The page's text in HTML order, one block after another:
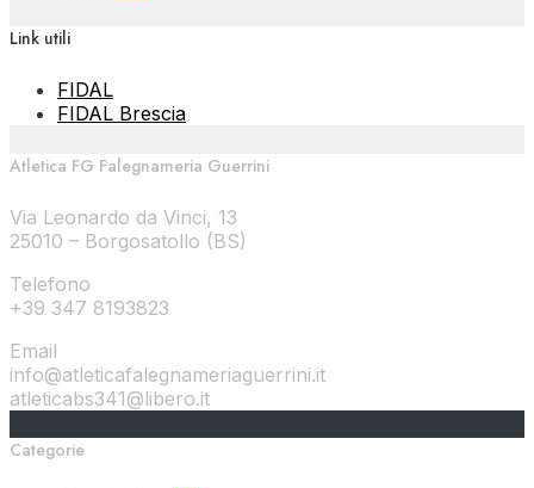
Link utili
FIDAL
FIDAL Brescia
Atletica FG Falegnameria Guerrini
Via Leonardo da Vinci, 13
25010 – Borgosatollo (BS)
Telefono
+39 347 8193823
Email
info@atleticafalegnameriaguerrini.it
atleticabs341@libero.it
Categorie